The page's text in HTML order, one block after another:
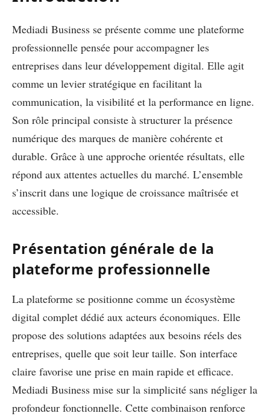
Mediadi Business se présente comme une plateforme
professionnelle pensée pour accompagner les
entreprises dans leur développement digital. Elle agit
comme un levier stratégique en facilitant la
communication, la visibilité et la performance en ligne.
Son rôle principal consiste à structurer la présence
numérique des marques de manière cohérente et
durable. Grâce à une approche orientée résultats, elle
répond aux attentes actuelles du marché. L’ensemble
s’inscrit dans une logique de croissance maîtrisée et
accessible.
Présentation générale de la
plateforme professionnelle
La plateforme se positionne comme un écosystème
digital complet dédié aux acteurs économiques. Elle
propose des solutions adaptées aux besoins réels des
entreprises, quelle que soit leur taille. Son interface
claire favorise une prise en main rapide et efficace.
Mediadi Business mise sur la simplicité sans négliger la
profondeur fonctionnelle. Cette combinaison renforce